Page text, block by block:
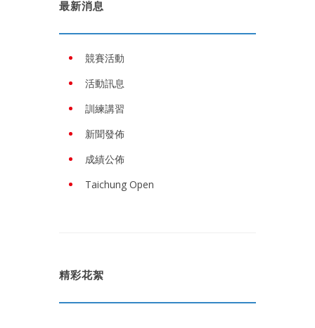
最新消息
競賽活動
活動訊息
訓練講習
新聞發佈
成績公佈
Taichung Open
精彩花絮